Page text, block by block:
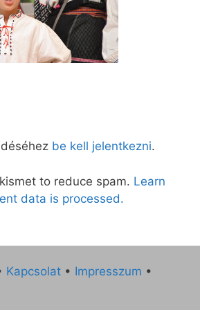
be kell jelentkezni.
to reduce spam. Learn
data is processed.
Kapcsolat • Impresszum •